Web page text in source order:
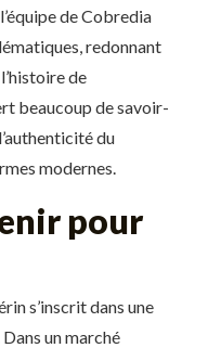
de Cobredia
redonnant
de
beaucoup de savoir-
du
modernes.
pour
s’inscrit dans une
un marché